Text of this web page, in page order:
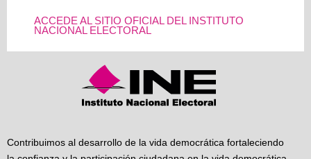
ACCEDE AL SITIO OFICIAL DEL INSTITUTO
NACIONAL ELECTORAL
Contribuimos al desarrollo de la vida democrática fortaleciendo